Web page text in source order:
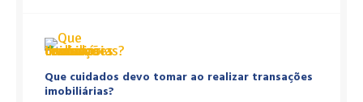
Que cuidados devo tomar ao realizar transações
imobiliárias?